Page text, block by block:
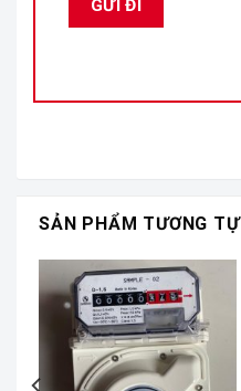
SẢN PHẨM TƯƠNG TỰ